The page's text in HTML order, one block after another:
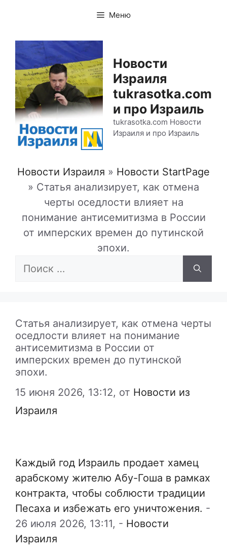
содержимому
Меню
Новости
Израиля
tukrasotka.com
и про Израиль
tukrasotka.com Новости
Израиля и про Израиль
Новости Израиля » Новости StartPage
» Статья анализирует, как отмена
черты оседлости влияет на
понимание антисемитизма в России
от имперских времен до путинской
эпохи.
Поиск:
Статья анализирует, как отмена черты
оседлости влияет на понимание
антисемитизма в России от
имперских времен до путинской
эпохи.
15 июня 2026, 13:12, от Новости из
Израиля
Каждый год Израиль продает хамец
арабскому жителю Абу-Гоша в рамках
контракта, чтобы соблюсти традиции
Песаха и избежать его уничтожения. -
26 июля 2026, 13:11, - Новости
Израиля